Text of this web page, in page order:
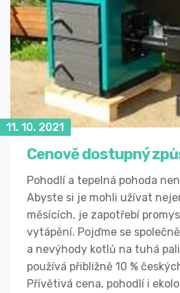
11. 10. 2021
Cenově dostupný
Pohodlí a tepelná pohoda
Abyste si je mohli užívat
měsících, je zapotřebí
vytápění. Pojďme se
a nevýhody kotlů na tuhá
používá přibližně 10 %
Přívětivá cena, pohodlí i